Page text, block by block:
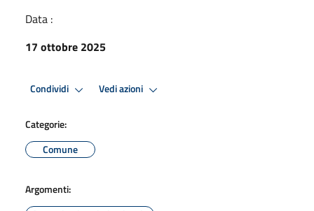
Data :
17 ottobre 2025
Condividi Vedi azioni
Categorie:
Comune
Argomenti: